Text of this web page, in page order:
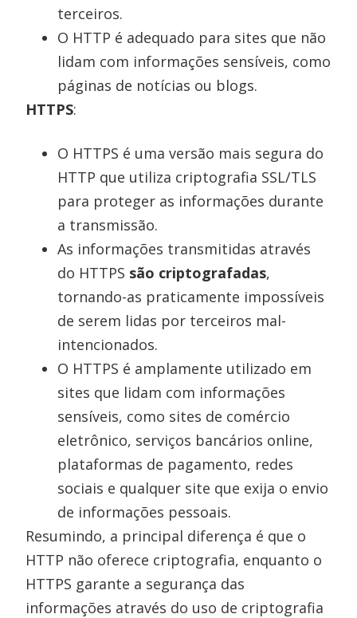
terceiros.
O HTTP é adequado para sites que não
lidam com informações sensíveis, como
páginas de notícias ou blogs.
HTTPS:
O HTTPS é uma versão mais segura do
HTTP que utiliza criptografia SSL/TLS
para proteger as informações durante
a transmissão.
As informações transmitidas através
do HTTPS são criptografadas,
tornando-as praticamente impossíveis
de serem lidas por terceiros mal-
intencionados.
O HTTPS é amplamente utilizado em
sites que lidam com informações
sensíveis, como sites de comércio
eletrônico, serviços bancários online,
plataformas de pagamento, redes
sociais e qualquer site que exija o envio
de informações pessoais.
Resumindo, a principal diferença é que o
HTTP não oferece criptografia, enquanto o
HTTPS garante a segurança das
informações através do uso de criptografia